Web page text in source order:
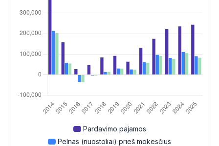
Pardavimo pajamos
Pelnas (nuostoliai) prieš mokesčius